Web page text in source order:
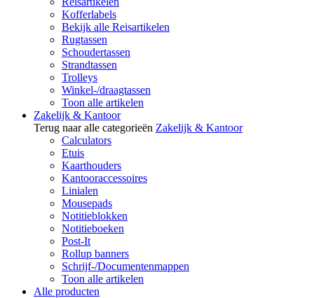
Kofferlabels
Bekijk alle Reisartikelen
Rugtassen
Schoudertassen
Strandtassen
Trolleys
Winkel-/draagtassen
Toon alle artikelen
Zakelijk & Kantoor
Terug naar alle categorieën Zakelijk & Kantoor
Calculators
Etuis
Kaarthouders
Kantooraccessoires
Linialen
Mousepads
Notitieblokken
Notitieboeken
Post-It
Rollup banners
Schrijf-/Documentenmappen
Toon alle artikelen
Alle producten